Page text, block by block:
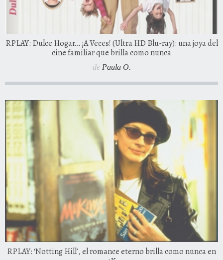
RPLAY: Dulce Hogar… ¡A Veces! (Ultra HD Blu-ray): una joya del
cine familiar que brilla como nunca
de Paula O.
RPLAY: ‘Notting Hill’, el romance eterno brilla como nunca en